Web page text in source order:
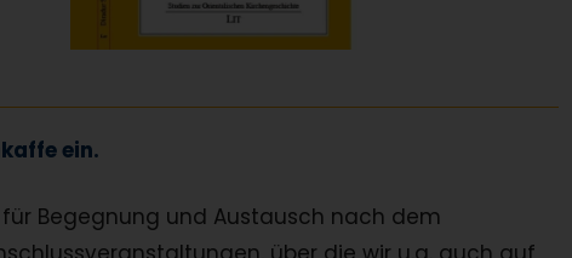
ein.
Begegnung und Austausch nach dem